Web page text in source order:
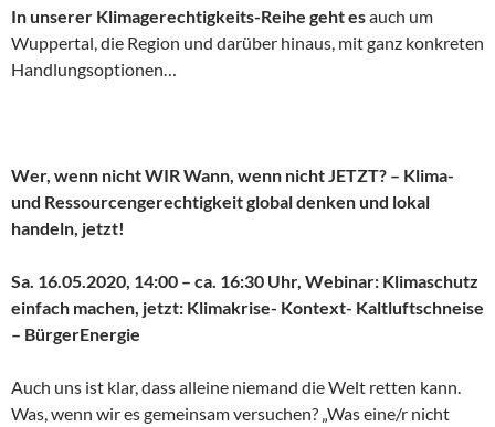
In unserer Klimagerechtigkeits-Reihe geht esauch um
Wuppertal, die Region und darüber hinaus, mit ganz konkreten
Handlungsoptionen…
Wer, wenn nicht WIR Wann, wenn nicht JETZT? – Klima-
und Ressourcengerechtigkeit global denken und lokal
handeln, jetzt!
Sa. 16.05.2020, 14:00 – ca. 16:30 Uhr, Webinar: Klimaschutz
einfach machen, jetzt: Klimakrise- Kontext- Kaltluftschneise
– BürgerEnergie
Auch uns ist klar, dass alleine niemand die Welt retten kann.
Was, wenn wir es gemeinsam versuchen? „Was eine/r nicht